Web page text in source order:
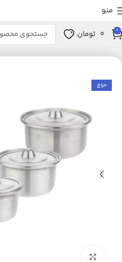
منو
0
0 تومان
و آشپزخانه آشپزخانه لوازم پخت و پز
حراج